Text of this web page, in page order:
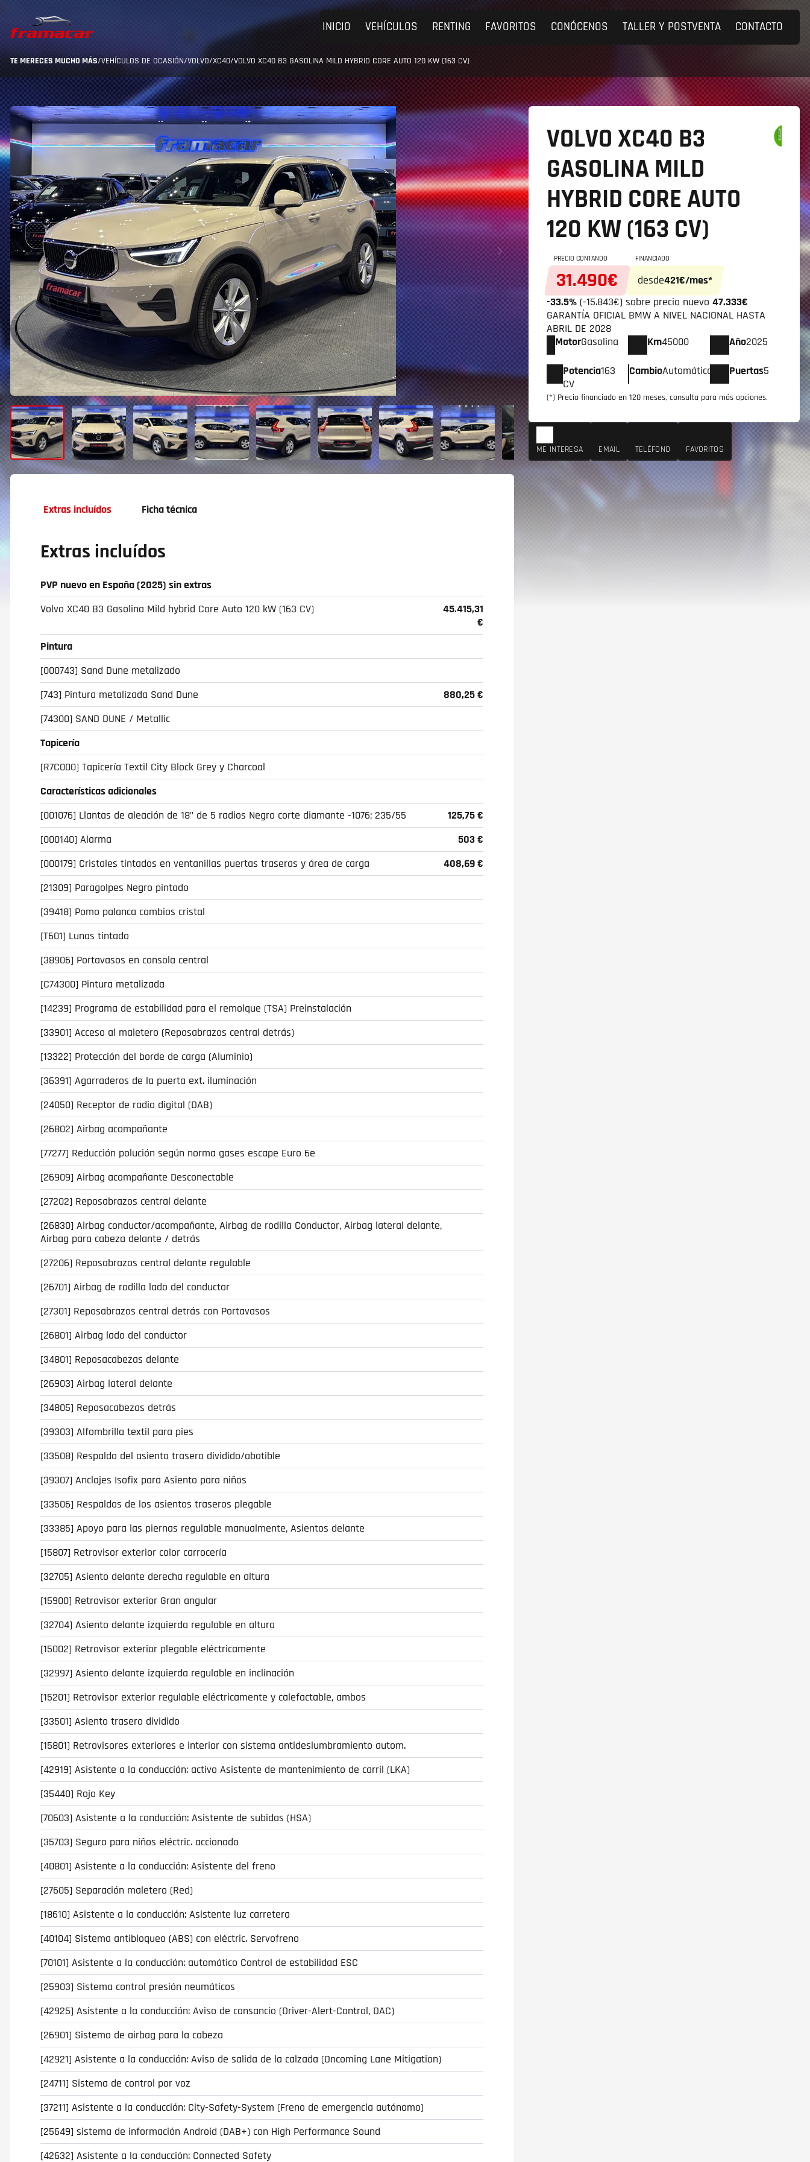
INICIO VEHÍCULOS RENTING FAVORITOS CONÓCENOS TALLER Y POSTVENTA CONTACTO
TE MERECES MUCHO MÁS/VEHÍCULOS DE OCASIÓN/VOLVO/XC40/VOLVO XC40 B3 GASOLINA MILD HYBRID CORE AUTO 120 KW (163 CV)
VOLVO XC40 B3
GASOLINA MILD
HYBRID CORE AUTO
120 KW (163 CV)
PRECIO CONTANDO
31.490€
FINANCIADO
desde421€/mes*
-33.5% (-15.843€) sobre precio nuevo47.333€
GARANTÍA OFICIAL BMW A NIVEL NACIONAL HASTA
ABRIL DE 2028
MotorGasolina Km45000 Año2025
Potencia163
CV
CambioAutomático Puertas5
(*) Precio financiado en 120 meses, consulta para más opciones.
ME INTERESA EMAIL TELÉFONO FAVORITOS
Extras incluídos Ficha técnica
Extras incluídos
PVP nuevo en España (2025) sin extras
Volvo XC40 B3 Gasolina Mild hybrid Core Auto 120 kW (163 CV)
45.415,31
€
Pintura
[000743] Sand Dune metalizado
[743] Pintura metalizada Sand Dune
880,25 €
[74300] SAND DUNE / Metallic
Tapicería
[R7C000] Tapicería Textil City Block Grey y Charcoal
Características adicionales
[001076] Llantas de aleación de 18" de 5 radios Negro corte diamante -1076; 235/55
125,75 €
[000140] Alarma
503 €
[000179] Cristales tintados en ventanillas puertas traseras y área de carga
408,69 €
[21309] Paragolpes Negro pintado
[39418] Pomo palanca cambios cristal
[T601] Lunas tintado
[38906] Portavasos en consola central
[C74300] Pintura metalizada
[14239] Programa de estabilidad para el remolque (TSA) Preinstalación
[33901] Acceso al maletero (Reposabrazos central detrás)
[13322] Protección del borde de carga (Aluminio)
[36391] Agarraderos de la puerta ext. iluminación
[24050] Receptor de radio digital (DAB)
[26802] Airbag acompañante
[77277] Reducción polución según norma gases escape Euro 6e
[26909] Airbag acompañante Desconectable
[27202] Reposabrazos central delante
[26830] Airbag conductor/acompañante, Airbag de rodilla Conductor, Airbag lateral delante,
Airbag para cabeza delante / detrás
[27206] Reposabrazos central delante regulable
[26701] Airbag de rodilla lado del conductor
[27301] Reposabrazos central detrás con Portavasos
[26801] Airbag lado del conductor
[34801] Reposacabezas delante
[26903] Airbag lateral delante
[34805] Reposacabezas detrás
[39303] Alfombrilla textil para pies
[33508] Respaldo del asiento trasero dividido/abatible
[39307] Anclajes Isofix para Asiento para niños
[33506] Respaldos de los asientos traseros plegable
[33385] Apoyo para las piernas regulable manualmente, Asientos delante
[15807] Retrovisor exterior color carrocería
[32705] Asiento delante derecha regulable en altura
[15900] Retrovisor exterior Gran angular
[32704] Asiento delante izquierda regulable en altura
[15002] Retrovisor exterior plegable eléctricamente
[32997] Asiento delante izquierda regulable en inclinación
[15201] Retrovisor exterior regulable eléctricamente y calefactable, ambos
[33501] Asiento trasero dividido
[15801] Retrovisores exteriores e interior con sistema antideslumbramiento autom.
[42919] Asistente a la conducción: activo Asistente de mantenimiento de carril (LKA)
[35440] Rojo Key
[70603] Asistente a la conducción: Asistente de subidas (HSA)
[35703] Seguro para niños eléctric. accionado
[40801] Asistente a la conducción: Asistente del freno
[27605] Separación maletero (Red)
[18610] Asistente a la conducción: Asistente luz carretera
[40104] Sistema antibloqueo (ABS) con eléctric. Servofreno
[70101] Asistente a la conducción: automático Control de estabilidad ESC
[25903] Sistema control presión neumáticos
[42925] Asistente a la conducción: Aviso de cansancio (Driver-Alert-Control, DAC)
[26901] Sistema de airbag para la cabeza
[42921] Asistente a la conducción: Aviso de salida de la calzada (Oncoming Lane Mitigation)
[24711] Sistema de control por voz
[37211] Asistente a la conducción: City-Safety-System (Freno de emergencia autónomo)
[25649] sistema de información Android (DAB+) con High Performance Sound
[42632] Asistente a la conducción: Connected Safety